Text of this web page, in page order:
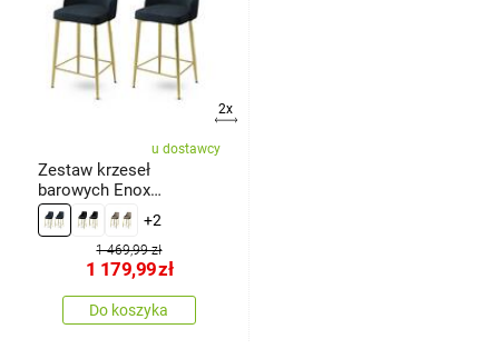
2x
u dostawcy
Zestaw krzeseł
barowych Enox
Anthracite and Gold, 2
szt.
+2
1 469,99 zł
1 179,99zł
Do koszyka